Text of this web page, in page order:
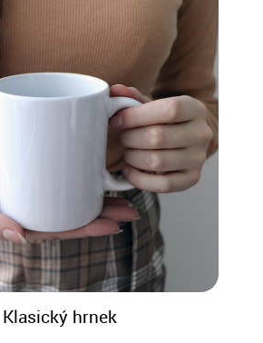
Klasický hrnek